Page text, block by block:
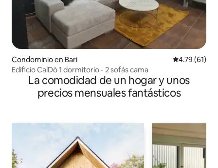
Condominio en Bari Calificación
4.79 (61)
Edificio CalDò 1 dormitorio - 2 sofás cama
La comodidad de un hogar y unos
precios mensuales fantásticos